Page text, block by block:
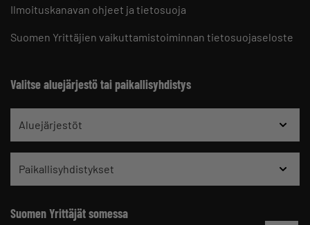
Ilmoituskanavan ohjeet ja tietosuoja
Suomen Yrittäjien vaikuttamistoiminnan tietosuojaseloste
Valitse aluejärjestö tai paikallisyhdistys
Aluejärjestöt
Paikallisyhdistykset
Suomen Yrittäjät somessa